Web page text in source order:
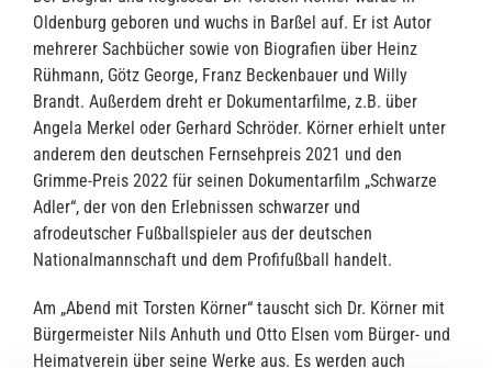
Oldenburg geboren und wuchs in Barßel auf. Er ist Autor
mehrerer Sachbücher sowie von Biografien über Heinz
Rühmann, Götz George, Franz Beckenbauer und Willy
Brandt. Außerdem dreht er Dokumentarfilme, z.B. über
Angela Merkel oder Gerhard Schröder. Körner erhielt unter
anderem den deutschen Fernsehpreis 2021 und den
Grimme-Preis 2022 für seinen Dokumentarfilm „Schwarze
Adler“, der von den Erlebnissen schwarzer und
afrodeutscher Fußballspieler aus der deutschen
Nationalmannschaft und dem Profifußball handelt.
Am „Abend mit Torsten Körner“ tauscht sich Dr. Körner mit
Bürgermeister Nils Anhuth und Otto Elsen vom Bürger- und
Heimatverein über seine Werke aus. Es werden auch